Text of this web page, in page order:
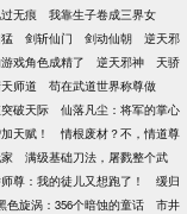
无痕
我靠生子卷成三界女
剑斩仙门 剑动仙朝
逆天邪
戏角色成精了 逆天邪神
天骄
师道
苟在武道世界称尊做
破天际
仙落凡尘：将军的掌心
天赋！
情根废材？不，情道尊
满级基础刀法，屠戮整个武
尊：我的徒儿又想跑了！
缓归
色旋涡：356个暗蚀的童话
市井